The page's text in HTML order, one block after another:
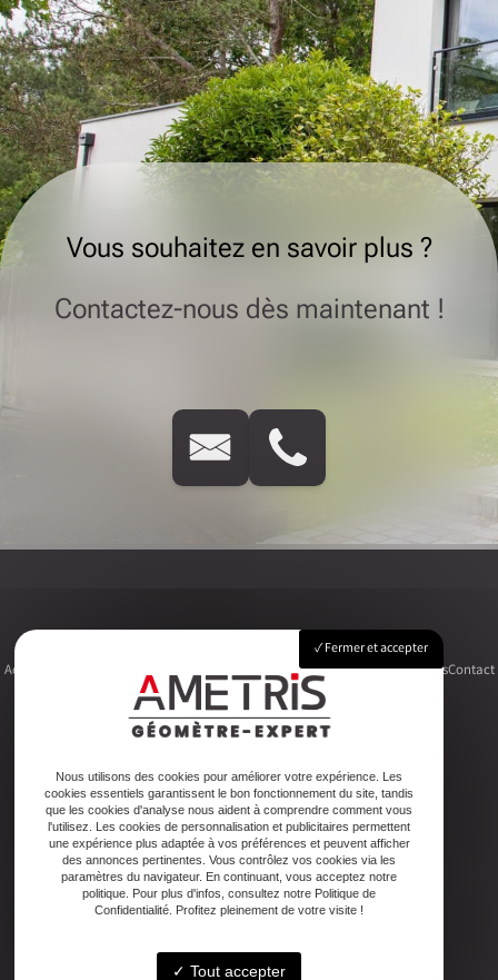
Vous souhaitez en savoir plus ?
Contactez-nous dès maintenant !
Accueil FoncierUrbanismeCopropriété TopographieAutres activitésContact
Adresse
2ter Cour Xavier Moreau, 33720 Podensac
Téléphone
05 56 27 26 08
Email
Fermer et accepter
Nous utilisons des cookies pour améliorer votre expérience. Les
cookies essentiels garantissent le bon fonctionnement du site, tandis
que les cookies d'analyse nous aident à comprendre comment vous
l'utilisez. Les cookies de personnalisation et publicitaires permettent
une expérience plus adaptée à vos préférences et peuvent afficher
des annonces pertinentes. Vous contrôlez vos cookies via les
paramètres du navigateur. En continuant, vous acceptez notre
politique. Pour plus d'infos, consultez notre Politique de
Confidentialité. Profitez pleinement de votre visite !
Tout accepter